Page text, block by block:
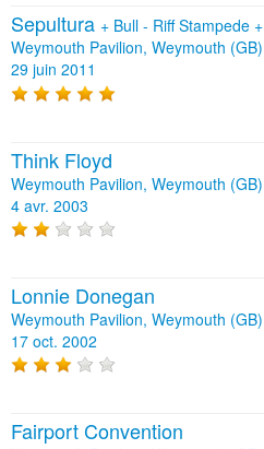
Sepultura + Bull - Riff Stampede +
Weymouth Pavilion, Weymouth (GB)
29 juin 2011
Think Floyd
Weymouth Pavilion, Weymouth (GB)
4 avr. 2003
Lonnie Donegan
Weymouth Pavilion, Weymouth (GB)
17 oct. 2002
Fairport Convention